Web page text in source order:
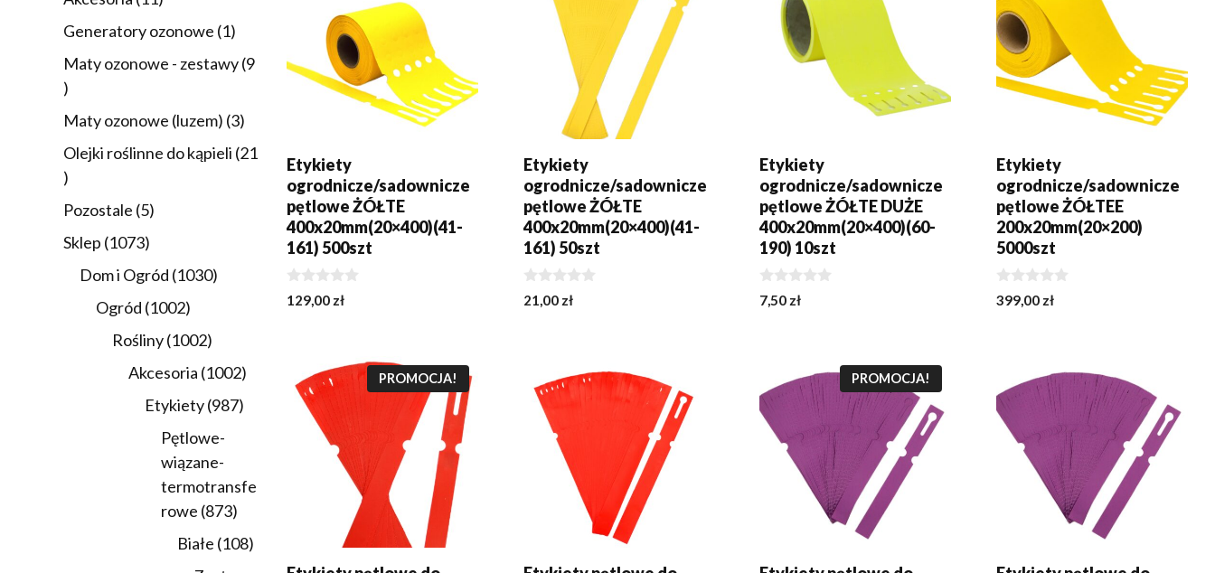
Etykiety
ogrodnicze/sadownicze
pętlowe ŻÓŁTE
400x20mm(20×400)(41-
161) 500szt
0
z
129,00 zł
Etykiety
ogrodnicze/sadownicze
pętlowe ŻÓŁTE
400x20mm(20×400)(41-
161) 50szt
0
z
21,00 zł
Etykiety
ogrodnicze/sadownicze
pętlowe ŻÓŁTE DUŻE
400x20mm(20×400)(60-
190) 10szt
0
z
7,50 zł
Etykiety
ogrodnicze/sadownicze
pętlowe ŻÓŁTEE
200x20mm(20×200)
5000szt
0
z
399,00 zł
PROMOCJA! PROMOCJA!
produktów
Generatory ozonowe 11
produkt
Maty ozonowe - zestawy 9
9
produktów
Maty ozonowe (luzem) 33
produkty
Olejki roślinne do kąpieli 21
21
produktów
Pozostale 55
Sklep 10731073
produkty
Dom i Ogród 10301030
produktów
Ogród 10021002
produkty
Rośliny 10021002
produkty
Akcesoria 10021002
produkty
Etykiety 987987
produktów
Pętlowe-
wiązane-
termotransfe
rowe 873873
produkty
Białe 108108
produktów